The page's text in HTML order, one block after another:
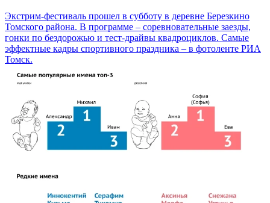
Экстрим-фестиваль прошел в субботу в деревне Березкино
Томского района. В программе – соревновательные заезды,
гонки по бездорожью и тест-драйвы квадроциклов. Самые
эффектные кадры спортивного праздника – в фотоленте РИА
Томск.